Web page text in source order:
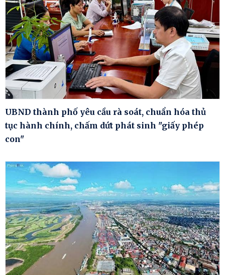
UBND thành phố yêu cầu rà soát, chuẩn hóa thủ
tục hành chính, chấm dứt phát sinh "giấy phép
con"